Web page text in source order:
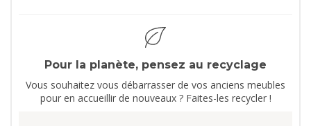
Pour la planète, pensez au recyclage
Vous souhaitez vous débarrasser de vos anciens meubles
pour en accueillir de nouveaux ? Faites-les recycler !